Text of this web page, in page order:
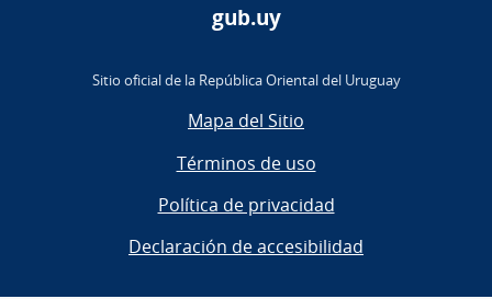
gub.uy
Sitio oficial de la República Oriental del Uruguay
Mapa del Sitio
Términos de uso
Política de privacidad
Declaración de accesibilidad